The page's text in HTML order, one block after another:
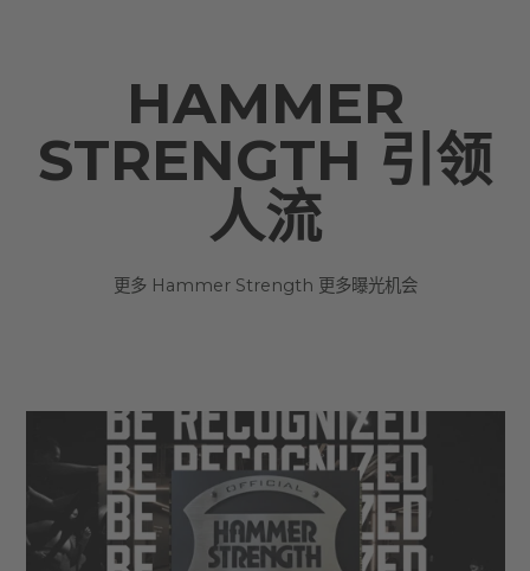
HAMMER
STRENGTH 引领
人流
更多 Hammer Strength 更多曝光机会